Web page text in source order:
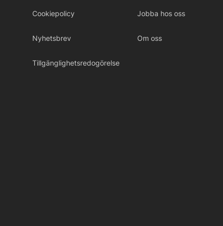
Cookiepolicy Jobba hos oss
Nyhetsbrev Om oss
Tillgänglighetsredogörelse